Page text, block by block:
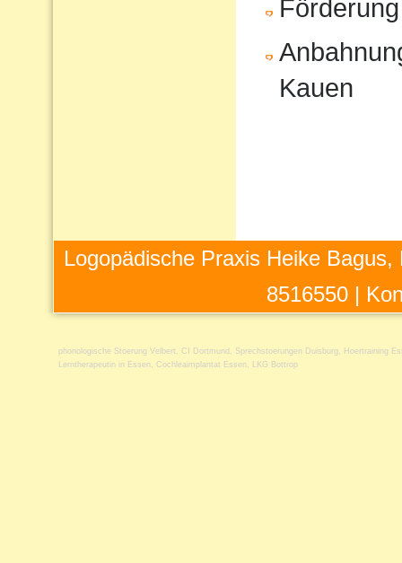
Kauen
Logopädische Praxis Heike
8516550 |
phonologische Stoerung Velbert CI Dortmund Sprechstoerungen Duisburg
Hoertraining
Lerntherapeutin in Essen
Cochleaimplantat Essen LKG Bottrop